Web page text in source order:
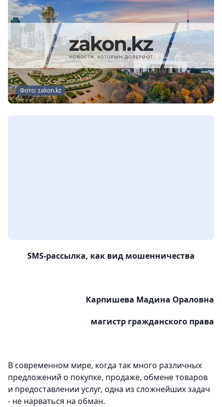
Фото: zakon.kz
SMS-рассылка, как вид мошенничества
Карпишева Мадина Ораловна
магистр гражданского права
В современном мире, когда так много различных
предложений о покупке, продаже, обмене товаров
и предоставлении услуг, одна из сложнейших задач
- не нарваться на обман.